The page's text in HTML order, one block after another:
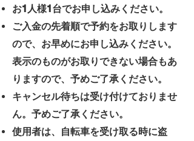
お1人様1台でお申し込みください。
ご入金の先着順で予約をお取りします
ので、お早めにお申し込みください。
表示のものがお取りできない場合もあ
りますので、予めご了承ください。
キャンセル待ちは受け付けておりませ
ん。予めご了承ください。
使用者は、自転車を受け取る時に盗